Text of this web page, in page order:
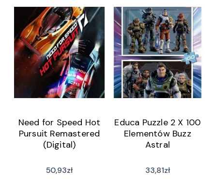
Need for Speed Hot
Pursuit Remastered
(Digital)
50,93zł
Educa Puzzle 2 X 100
Elementów Buzz
Astral
33,81zł